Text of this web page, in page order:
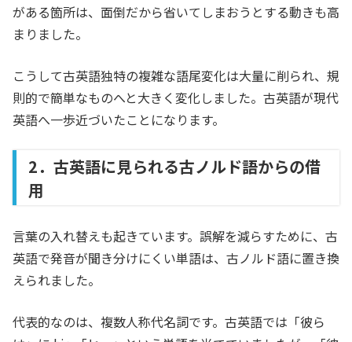
がある箇所は、面倒だから省いてしまおうとする動きも高
まりました。
こうして古英語独特の複雑な語尾変化は大量に削られ、規
則的で簡単なものへと大きく変化しました。古英語が現代
英語へ一歩近づいたことになります。
2．古英語に見られる古ノルド語からの借
用
言葉の入れ替えも起きています。誤解を減らすために、古
英語で発音が聞き分けにくい単語は、古ノルド語に置き換
えられました。
代表的なのは、複数人称代名詞です。古英語では「彼ら